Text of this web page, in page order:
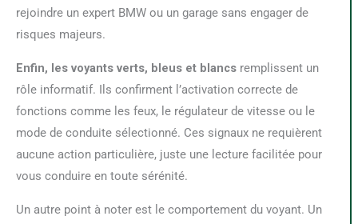
rejoindre un expert BMW ou un garage sans engager de
risques majeurs.
Enfin, les voyants verts, bleus et blancs remplissent un
rôle informatif. Ils confirment l’activation correcte de
fonctions comme les feux, le régulateur de vitesse ou le
mode de conduite sélectionné. Ces signaux ne requièrent
aucune action particulière, juste une lecture facilitée pour
vous conduire en toute sérénité.
Un autre point à noter est le comportement du voyant. Un